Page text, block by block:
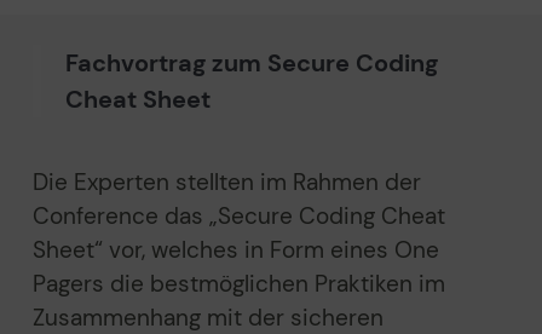
Fachvortrag zum Secure Coding
Cheat Sheet
Die Experten stellten im Rahmen der
Conference das „Secure Coding Cheat
Sheet“ vor, welches in Form eines One
Pagers die bestmöglichen Praktiken im
Zusammenhang mit der sicheren